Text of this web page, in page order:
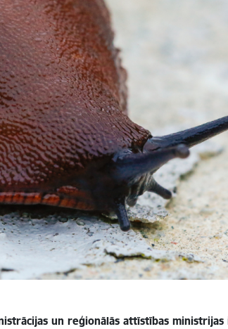
un reģionālās attīstības